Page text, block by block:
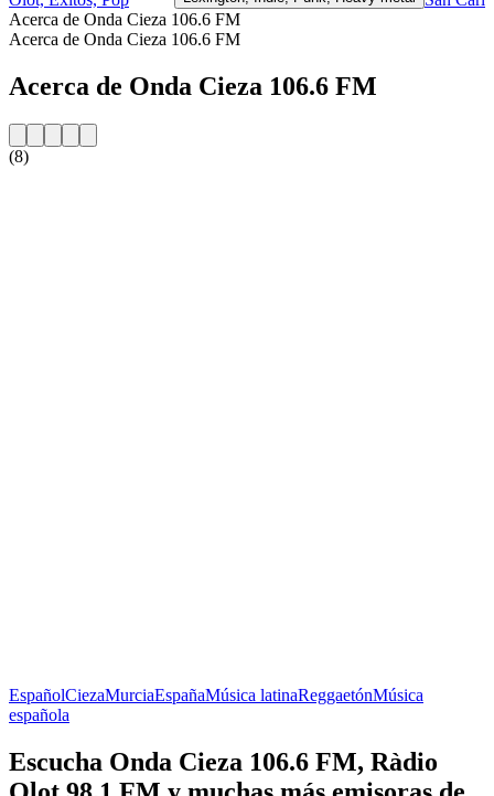
Acerca de Onda Cieza 106.6 FM
Acerca de Onda Cieza 106.6 FM
Acerca de Onda Cieza 106.6 FM
(8)
EspañolCiezaMurciaEspañaMúsica latinaReggaetónMúsica
española
Escucha Onda Cieza 106.6 FM, Ràdio